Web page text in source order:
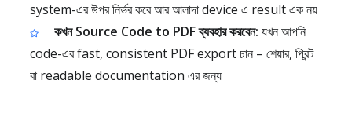
system-এর উপর নির্ভর করে আর আলাদা device এ result এক নয়
কখন Source Code to PDF ব্যবহার করবেন: যখন আপনি
code-এর fast, consistent PDF export চান – শেয়ার, প্রিন্ট
বা readable documentation এর জন্য